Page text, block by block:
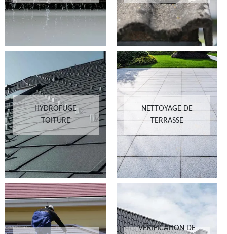
HYDROFUGE
TOITURE
NETTOYAGE DE
TERRASSE
VÉRIFICATION DE